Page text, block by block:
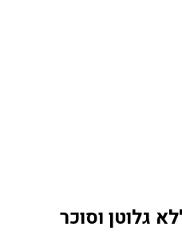
גלוטן וסוכר